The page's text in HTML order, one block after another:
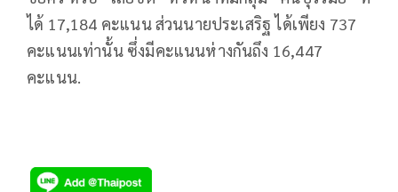
ได้ 17,184 คะแนน ส่วนนายประเสริฐ ได้เพียง 737
คะแนนเท่านั้น ซึ่งมีคะแนนห่างกันถึง 16,447
คะแนน.